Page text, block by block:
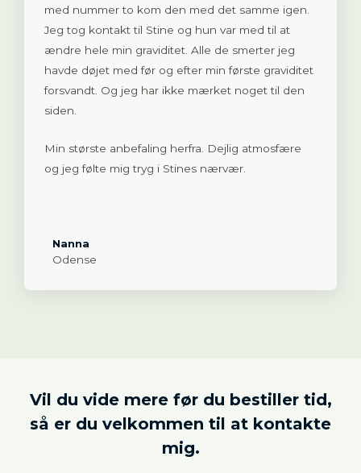
med nummer to kom den med det samme igen.
Jeg tog kontakt til Stine og hun var med til at
ændre hele min graviditet. Alle de smerter jeg
havde døjet med før og efter min første graviditet
forsvandt. Og jeg har ikke mærket noget til den
siden.
Min største anbefaling herfra. Dejlig atmosfære
og jeg følte mig tryg i Stines nærvær.
Nanna
Odense
Vil du vide mere før du bestiller tid,
så er du velkommen til at kontakte
mig.